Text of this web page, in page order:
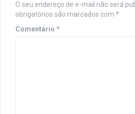
O seu endereço de e-mail não será
obrigatórios são marcados com *
Comentário *